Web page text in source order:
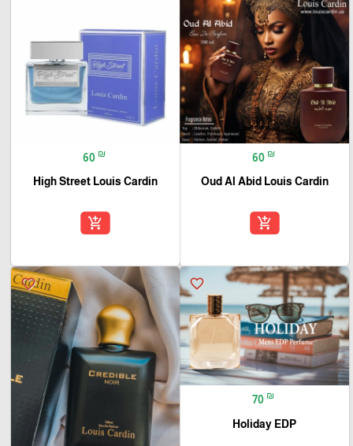
60 ₪
Oud Al Abid Louis Cardin
add_shopping_cart
60 ₪
High Street Louis Cardin
add_shopping_cart
favorite_border
70 ₪
Holiday EDP
favorite_border